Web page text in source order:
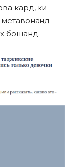
кард, ки
метавонанд
бошанд.